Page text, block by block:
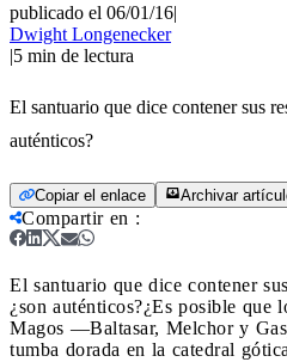
publicado el 06/01/16|
Dwight Longenecker
|5 min de lectura
El santuario que dice contener sus
auténticos?
Copiar el enlace Archivar
Compartir en :
El santuario que dice contener
¿son auténticos?¿Es posible que
Magos —Baltasar, Melchor y
tumba dorada en la catedral